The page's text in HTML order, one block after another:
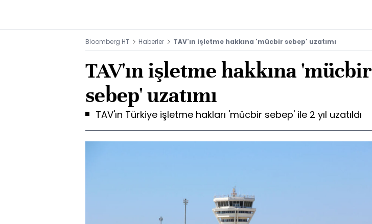
Bloomberg HT Haberler TAV'ın işletme hakkına 'mücbir sebep' uzatımı
TAV'ın işletme hakkına 'mücbir
sebep' uzatımı
TAV'ın Türkiye işletme hakları 'mücbir sebep' ile 2 yıl uzatıldı